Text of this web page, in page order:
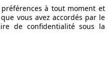
avant
à tout moment et
vous avez accordés par le
de confidentialité sous la